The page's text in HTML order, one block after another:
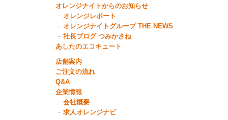
オレンジナイトからのお知らせ
オレンジレポート
オレンジナイトグループ THE NEWS
社長ブログ つみかさね
あしたのエコキュート
店舗案内
ご注文の流れ
Q&A
企業情報
会社概要
求人オレンジナビ